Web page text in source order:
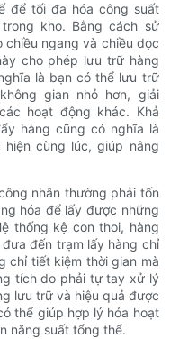
để tối đa hóa công suất
kho. Bằng cách sử
ngang và chiều dọc
cho phép lưu trữ hàng
là bạn có thể lưu trữ
gian nhỏ hơn, giải
hoạt động khác. Khả
hàng cũng có nghĩa là
cùng lúc, giúp nâng
nhân thường phải tốn
hóa để lấy được những
thống kệ con thoi, hàng
đến trạm lấy hàng chỉ
chỉ tiết kiệm thời gian mà
tích do phải tự tay xử lý
lưu trữ và hiệu quả được
thể giúp hợp lý hóa hoạt
năng suất tổng thể.